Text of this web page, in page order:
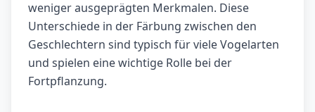
weniger ausgeprägten Merkmalen. Diese
Unterschiede in der Färbung zwischen den
Geschlechtern sind typisch für viele Vogelarten
und spielen eine wichtige Rolle bei der
Fortpflanzung.